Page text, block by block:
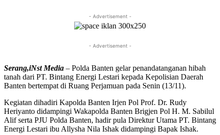
- Advertisement -
- Advertisement -
Serang,iNst Media – Polda Banten gelar penandatanganan hibah
tanah dari PT. Bintang Energi Lestari kepada Kepolisian Daerah
Banten bertempat di Ruang Perjamuan pada Senin (13/11).
Kegiatan dihadiri Kapolda Banten Irjen Pol Prof. Dr. Rudy
Heriyanto didampingi Wakapolda Banten Brigjen Pol H. M. Sabilul
Alif serta PJU Polda Banten, hadir pula Direktur Utama PT. Bintang
Energi Lestari ibu Allysha Nila Ishak didampingi Bapak Ishak.